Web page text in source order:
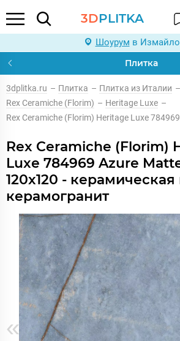
3DPLITKA
Шоурум в
Плитка
3dplitka.ru – Плитка – Плитка из Италии –
Rex Ceramiche (Florim) – Heritage Luxe –
Rex Ceramiche (Florim) Heritage Luxe
Rex Ceramiche (Florim)
Luxe 784969 Azure
120x120 - керамическая
керамогранит
«